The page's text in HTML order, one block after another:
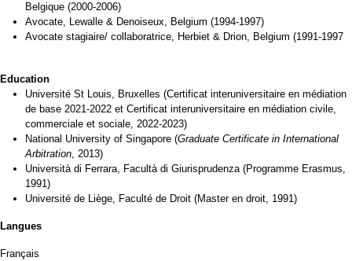
Belgique (2000-2006)
Avocate, Lewalle & Denoiseux, Belgium (1994-1997)
Avocate stagiaire/ collaboratrice, Herbiet & Drion, Belgium (1991-1997
Education
Université St Louis, Bruxelles (Certificat interuniversitaire en médiation
de base 2021-2022 et Certificat interuniversitaire en médiation civile,
commerciale et sociale, 2022-2023)
National University of Singapore (Graduate Certificate in International
Arbitration , 2013)
Università di Ferrara, Facultà di Giurisprudenza (Programme Erasmus,
1991)
Université de Liège, Faculté de Droit (Master en droit, 1991)
Langues
Français